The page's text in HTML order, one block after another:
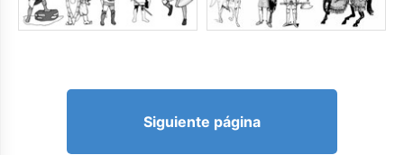
Siguiente página